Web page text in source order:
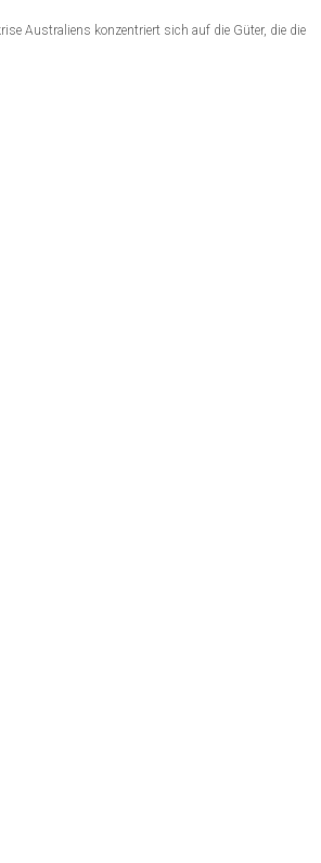
Australiens konzentriert sich auf die Güter, die die